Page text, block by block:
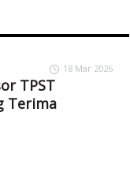
18 Mar 2026
TPST
Terima